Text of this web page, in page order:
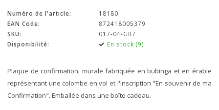
Numéro de l'article:
18180
EAN Code:
872418005379
SKU:
017-04-GR7
Disponibilité:
En stock (9)
Plaque de confirmation, murale fabriquée en bubinga et en érable
représentant une colombe en vol et l'inscription "En souvenir de ma
Confirmation". Emballée dans une boîte cadeau.